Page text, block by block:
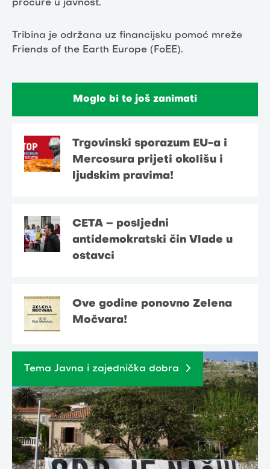
procure u javnost.
Tribina je održana uz financijsku pomoć mreže
Friends of the Earth Europe (FoEE).
Moglo bi te još zanimati
Trgovinski sporazum EU-a i
Mercosura prijeti okolišu i
ljudskim pravima!
CETA – posljedni
antidemokratski čin Vlade u
ostavci
Ove godine ponovno Zelena
Močvara!
Tema Javna i zajednička dobra